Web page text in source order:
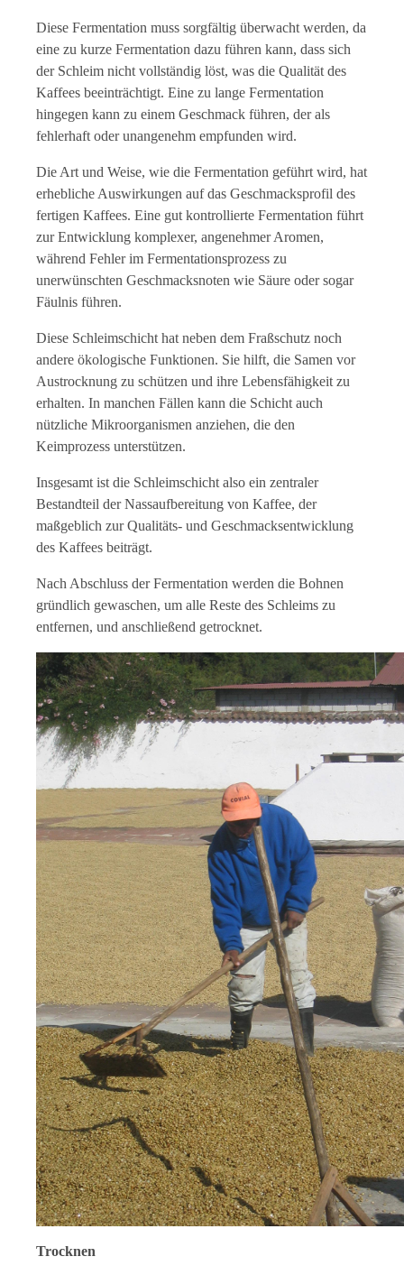
Diese Fermentation muss sorgfältig überwacht werden, da
eine zu kurze Fermentation dazu führen kann, dass sich
der Schleim nicht vollständig löst, was die Qualität des
Kaffees beeinträchtigt. Eine zu lange Fermentation
hingegen kann zu einem Geschmack führen, der als
fehlerhaft oder unangenehm empfunden wird.
Die Art und Weise, wie die Fermentation geführt wird, hat
erhebliche Auswirkungen auf das Geschmacksprofil des
fertigen Kaffees. Eine gut kontrollierte Fermentation führt
zur Entwicklung komplexer, angenehmer Aromen,
während Fehler im Fermentationsprozess zu
unerwünschten Geschmacksnoten wie Säure oder sogar
Fäulnis führen.
Diese Schleimschicht hat neben dem Fraßschutz noch
andere ökologische Funktionen. Sie hilft, die Samen vor
Austrocknung zu schützen und ihre Lebensfähigkeit zu
erhalten. In manchen Fällen kann die Schicht auch
nützliche Mikroorganismen anziehen, die den
Keimprozess unterstützen.
Insgesamt ist die Schleimschicht also ein zentraler
Bestandteil der Nassaufbereitung von Kaffee, der
maßgeblich zur Qualitäts- und Geschmacksentwicklung
des Kaffees beiträgt.
Nach Abschluss der Fermentation werden die Bohnen
gründlich gewaschen, um alle Reste des Schleims zu
entfernen, und anschließend getrocknet.
Trocknen